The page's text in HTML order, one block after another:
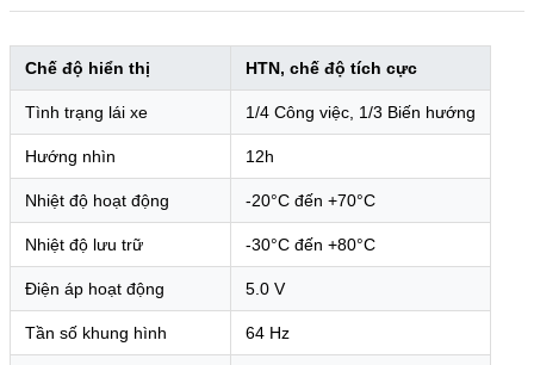
Chế độ hiển thị HTN, chế độ tích cực
Tình trạng lái xe 1/4 Công việc, 1/3 Biến hướng
Hướng nhìn 12h
Nhiệt độ hoạt động -20°C đến +70°C
Nhiệt độ lưu trữ -30°C đến +80°C
Điện áp hoạt động 5.0 V
Tần số khung hình 64 Hz